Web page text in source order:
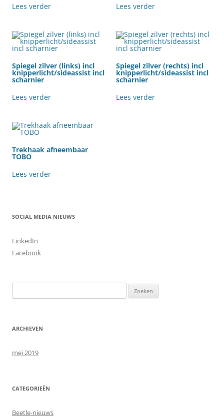
Lees verder
Lees verder
Spiegel zilver (links) incl
knipperlicht/sideassist incl
scharnier
Lees verder
Spiegel zilver (rechts) incl
knipperlicht/sideassist incl
scharnier
Lees verder
Trekhaak afneembaar
TOBO
Lees verder
SOCIAL MEDIA NIEUWS
LinkedIn
Facebook
naar:
ARCHIEVEN
mei 2019
CATEGORIEËN
Beetle-nieuws